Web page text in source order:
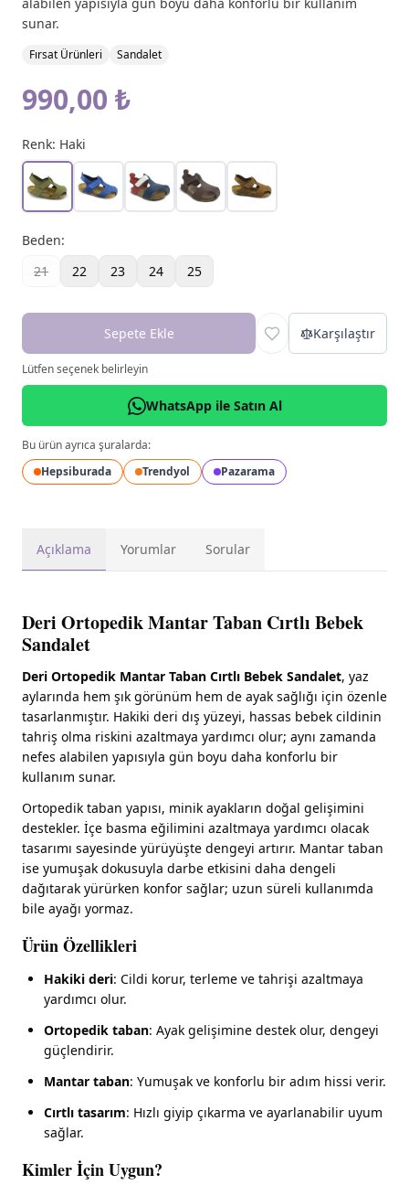
sunar.
Fırsat Ürünleri Sandalet
990,00 ₺
Renk: Haki
Beden:
21
22 23 24 25
Sepete Ekle Karşılaştır
Lütfen seçenek belirleyin
WhatsApp ile Satın Al
Bu ürün ayrıca şuralarda:
Hepsiburada
Trendyol Pazarama
Açıklama Yorumlar Sorular
Deri Ortopedik Mantar Taban Cırtlı Bebek
Sandalet
Deri Ortopedik Mantar Taban Cırtlı Bebek Sandalet, yaz
aylarında hem şık görünüm hem de ayak sağlığı için özenle
tasarlanmıştır. Hakiki deri dış yüzeyi, hassas bebek cildinin
tahriş olma riskini azaltmaya yardımcı olur; aynı zamanda
nefes alabilen yapısıyla gün boyu daha konforlu bir
kullanım sunar.
Ortopedik taban yapısı, minik ayakların doğal gelişimini
destekler. İçe basma eğilimini azaltmaya yardımcı olacak
tasarımı sayesinde yürüyüşte dengeyi artırır. Mantar taban
ise yumuşak dokusuyla darbe etkisini daha dengeli
dağıtarak yürürken konfor sağlar; uzun süreli kullanımda
bile ayağı yormaz.
Ürün Özellikleri
Hakiki deri: Cildi korur, terleme ve tahrişi azaltmaya
yardımcı olur.
Ortopedik taban: Ayak gelişimine destek olur, dengeyi
güçlendirir.
Mantar taban: Yumuşak ve konforlu bir adım hissi verir.
Cırtlı tasarım: Hızlı giyip çıkarma ve ayarlanabilir uyum
sağlar.
Kimler İçin Uygun?